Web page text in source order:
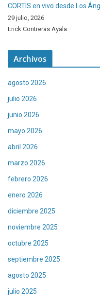
CORTIS en vivo desde Los
29 julio, 2026
Erick Contreras Ayala
Archivos
agosto 2026
julio 2026
junio 2026
mayo 2026
abril 2026
marzo 2026
febrero 2026
enero 2026
diciembre 2025
noviembre 2025
octubre 2025
septiembre 2025
agosto 2025
julio 2025